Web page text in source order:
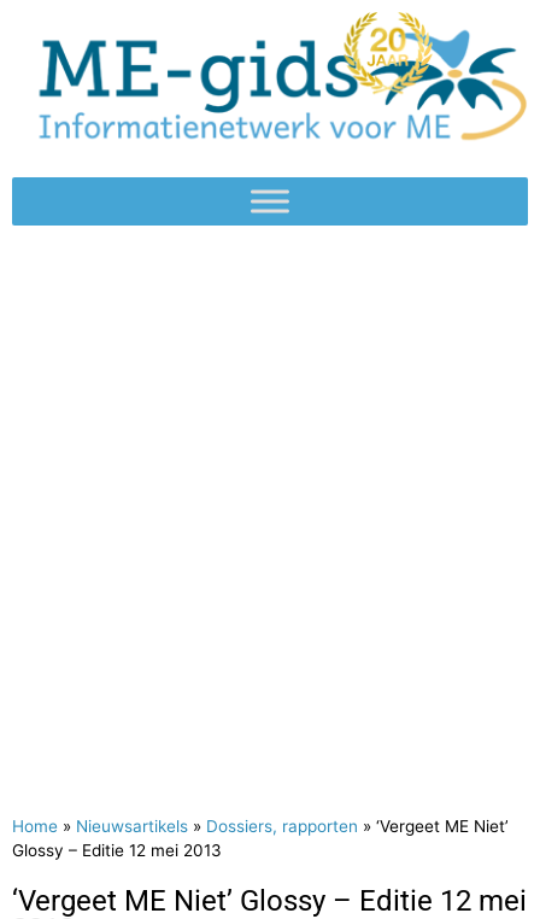
Home » Nieuwsartikels » Dossiers, rapporten » ‘Vergeet ME Niet’
Glossy – Editie 12 mei 2013
‘Vergeet ME Niet’ Glossy – Editie 12 mei